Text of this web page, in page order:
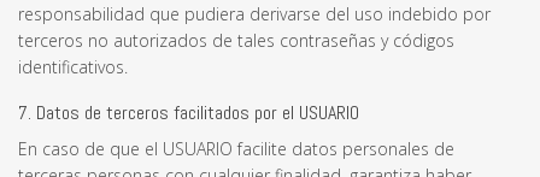
responsabilidad que pudiera derivarse del uso indebido por
terceros no autorizados de tales contraseñas y códigos
identificativos.
7. Datos de terceros facilitados por el USUARIO
En caso de que el USUARIO facilite datos personales de